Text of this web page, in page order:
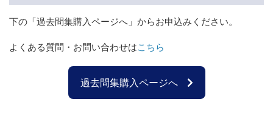
下の「過去問集購入ページへ」からお申込みください。
よくある質問・お問い合わせはこちら
過去問集購入ページへ